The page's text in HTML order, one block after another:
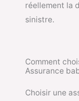
réellement la
sinistre.
Comment
Assurance
Choisir une